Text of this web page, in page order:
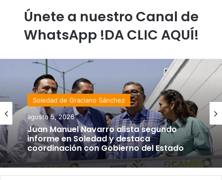
Únete a nuestro Canal de
WhatsApp !DA CLIC AQUÍ!
Soledad de Graciano Sánchez
agosto 5, 2026
Juan Manuel Navarro alista segundo
informe en Soledad y destaca
coordinación con Gobierno del Estado